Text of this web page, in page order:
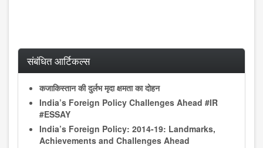
संबंधित आर्टिकल्स
कजाकिस्तान की दुर्लभ मृदा क्षमता का दोहन
India’s Foreign Policy Challenges Ahead #IR
#ESSAY
India’s Foreign Policy: 2014-19: Landmarks,
Achievements and Challenges Ahead